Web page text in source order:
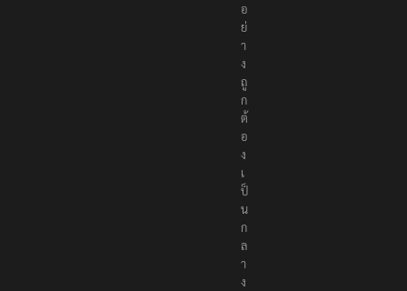
อ
ย่
า
ง
ถู
ก
ต้
อ
ง
เ
ป็
น
ก
ล
า
ง